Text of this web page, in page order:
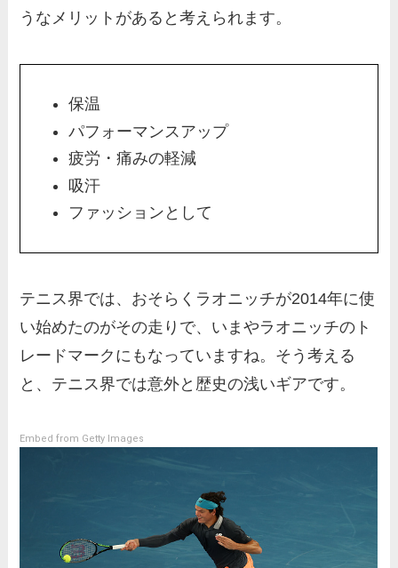
うなメリットがあると考えられます。
保温
パフォーマンスアップ
疲労・痛みの軽減
吸汗
ファッションとして
テニス界では、おそらくラオニッチが2014年に使
い始めたのがその走りで、いまやラオニッチのト
レードマークにもなっていますね。そう考える
と、テニス界では意外と歴史の浅いギアです。
Embed from Getty Images